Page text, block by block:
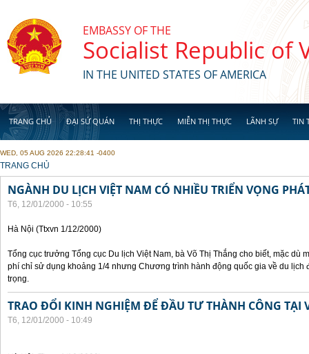
EMBASSY OF THE
Socialist Republic of
IN THE UNITED STATES OF AMERICA
TRANG CHỦ ĐẠI SỨ QUÁN THỊ THỰC MIỄN THỊ THỰC LÃNH SỰ TIN
WED, 05 AUG 2026 22:28:41 -0400
YOU ARE HERE
TRANG CHỦ
NGÀNH DU LỊCH VIỆT NAM CÓ NHIỀU TRIỂN VỌNG
T6, 12/01/2000 - 10:55
Hà Nội (Ttxvn 1/12/2000)
Tổng cục trưởng Tổng cục Du lịch Việt Nam, bà Võ Thị Thắng cho biết, mặc dù
phí chỉ sử dụng khoảng 1/4 nhưng Chương trình hành động quốc gia về du lịch
trọng.
TRAO ĐỔI KINH NGHIỆM ĐỂ ĐẦU TƯ THÀNH CÔNG TẠI
T6, 12/01/2000 - 10:49